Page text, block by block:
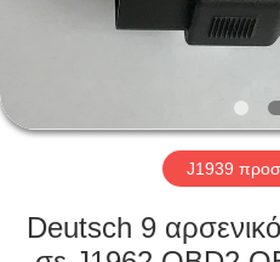
ΠΕΡΊΠΟΥ
ΓΎΡΟΣ
ΕΡΓΟΣΤΑΣΊΩΝ
J1939
Deutsch 9